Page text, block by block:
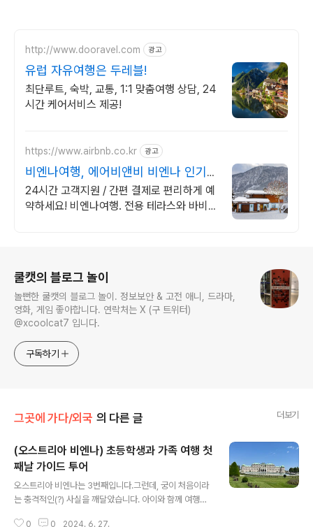
http://www.dooravel.com 광고
유럽 자유여행은 두레블!
최단루트, 숙박, 교통, 1:1 맞춤여행 상담, 24
시간 케어서비스 제공!
https://www.airbnb.co.kr 광고
비엔나여행, 에어비앤비 비엔나 인기숙
소 둘러보기
24시간 고객지원 / 간편 결제로 편리하게 예
약하세요! 비엔나여행. 전용 테라스와 바비큐
쿨캣의 블로그 놀이
놀뻔한 쿨캣의 블로그 놀이. 정보보안 & 고전 애니, 드라마,
영화, 게임 좋아합니다. 연락처는 X (구 트위터)
@xcoolcat7 입니다.
구독하기
그곳에 가다/외국 의 다른 글 더보기
(오스트리아 비엔나) 초등학생과 가족 여행 첫
째날 가이드 투어
오스트리아 비엔나는 3번째입니다.그런데, 궁이 처음이라
는 충격적인(?) 사실을 깨달았습니다. 아이와 함께 여행이
0 0 2024. 6. 27.